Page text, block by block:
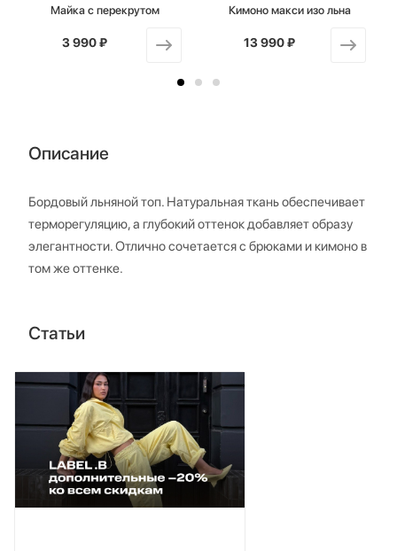
Майка с перекрутом
от
3 990 ₽
Кимоно макси изо льна
от
13 990 ₽
Описание
Бордовый льняной топ. Натуральная ткань обеспечивает
терморегуляцию, а глубокий оттенок добавляет образу
элегантности. Отлично сочетается с брюками и кимоно в
том же оттенке.
Статьи